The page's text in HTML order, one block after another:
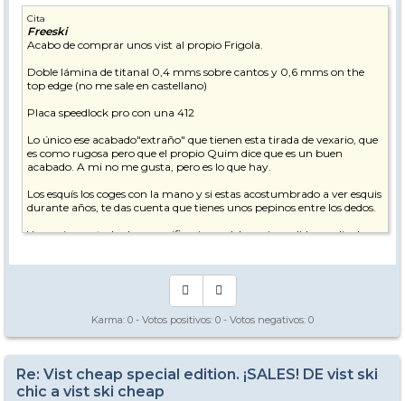
Cita
Freeski
Acabo de comprar unos vist al propio Frigola.
Doble lámina de titanal 0,4 mms sobre cantos y 0,6 mms on the
top edge (no me sale en castellano)
Placa speedlock pro con una 412
Lo único ese acabado"extraño" que tienen esta tirada de vexario, que
es como rugosa pero que el propio Quim dice que es un buen
acabado. A mi no me gusta, pero es lo que hay.
Los esquís los coges con la mano y si estas acostumbrado a ver esquis
durante años, te das cuenta que tienes unos pepinos entre los dedos.
Y en mi caso, todas las especificaciones del esqui, medidas, radio de
temporada.
Y no puedo decir más. Hubiese preferido un acabado "liso" pero esto
es lo que hay, y es en parte lo que ha llevado a la confusión en mi
Karma: 0 - Votos positivos: 0 - Votos negativos: 0
Re: Vist cheap special edition. ¡SALES! DE vist ski
chic a vist ski cheap